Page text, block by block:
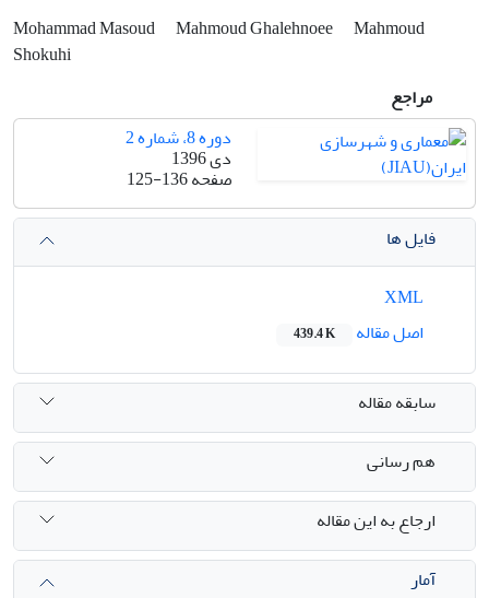
Mohammad Masoud Mahmoud Ghalehnoee
Mahmoud
Shokuhi
مراجع
دوره 8، شماره 2
دی 1396
صفحه125-136
فایل ها
اصل مقاله
439.4 K
سابقه مقاله
هم رسانی
ارجاع به این مقاله
آمار